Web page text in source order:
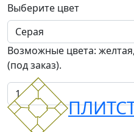
Выберите цвет
Возможные цвета:
(под заказ).